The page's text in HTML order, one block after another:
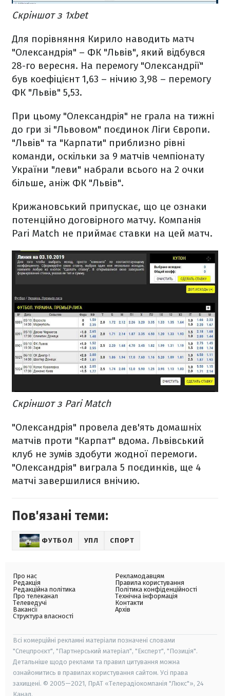
Скріншот з 1xbet
Для порівняння Кирило наводить матч
"Олександрія" – ФК "Львів", який відбувся
28-го вересня. На перемогу "Олександрії"
був коефіцієнт 1,63 – нічию 3,98 – перемогу
ФК "Львів" 5,53.
При цьому "Олександрія" не грала на тижні
до гри зі "Львовом" поєдинок Ліги Європи.
"Львів" та "Карпати" приблизно рівні
команди, оскільки за 9 матчів чемпіонату
України "леви" набрали всього на 2 очки
більше, аніж ФК "Львів".
Крижановський припускає, що це ознаки
потенційно договірного матчу. Компанія
Pari Match не приймає ставки на цей матч.
Скріншот з Pari Match
"Олександрія" провела дев'ять домашніх
матчів проти "Карпат" вдома. Львівський
клуб не зумів здобути жодної перемоги.
"Олександрія" виграла 5 поєдинків, ще 4
матчі завершилися внічию.
Пов'язані теми:
ФУТБОЛ УПЛ СПОРТ
Про нас
Редакція
Редакційна політика
Про телеканал
Телеведучі
Вакансії
Структура власності
Рекламодавцям
Правила користування
Політика конфіденційності
Технічна інформація
Контакти
Архів
Всі комерційні рекламні матеріали позначені словами
"Спецпроєкт", "Партнерський матеріал", "Експерт", "Позиція".
Детальніше щодо реклами та правил цитування можна
ознайомитись в правилах користування сайтом. Усі права
захищені. © 2005—2021, ПрАТ «Телерадіокомпанія "Люкс"», 24
Канал.